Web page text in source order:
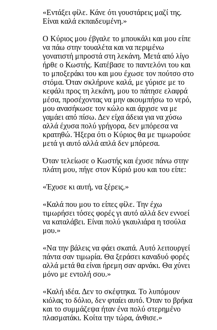
«Εντάξει φίλε. Κάνε ότι γουστάρεις μαζί της.
Είναι καλά εκπαιδευμένη.»
Ο Κύριος μου έβγαλε το μπουκάλι και μου είπε
να πάω στην τουαλέτα και να περιμένω
γονατιστή μπροστά στη λεκάνη. Μετά από λίγο
ήρθε ο Κωστής. Κατέβασε το παντελόνι του και
το μποξεράκι του και μου έχωσε τον πούτσο στο
στόμα. Όταν σκλήρυνε καλά, με γύρισε με το
κεφάλι προς τη λεκάνη, μου το πάτησε ελαφρά
μέσα, προσέχοντας να μην ακουμπήσω το νερό,
μου ανασήκωσε τον κώλο και άρχισε να με
γαμάει από πίσω. Δεν είχα άδεια για να χύσω
αλλά έχυσα πολύ γρήγορα, δεν μπόρεσα να
κρατηθώ. Ήξερα ότι ο Κύριος θα με τιμωρούσε
μετά γι αυτό αλλά απλά δεν μπόρεσα.
Όταν τελείωσε ο Κωστής και έχυσε πάνω στην
πλάτη μου, πήγε στον Κύριό μου και του είπε:
«Έχυσε κι αυτή, να ξέρεις.»
«Καλά που μου το είπες φίλε. Την έχω
τιμωρήσει τόσες φορές γι αυτό αλλά δεν εννοεί
να καταλάβει. Είναι πολύ γκαυλιάρα η τσούλα
μου.»
«Να την βάλεις να φάει σκατά. Αυτό λειτουργεί
πάντα σαν τιμωρία. Θα ξεράσει καναδυό φορές
αλλά μετά θα είναι ήρεμη σαν αρνάκι. Θα χύνει
μόνο με εντολή σου.»
«Καλή ιδέα. Δεν το σκέφτηκα. Το λυπόμουν
κιόλας το δόλιο, δεν φταίει αυτό. Όταν το βρήκα
και το συμμάζεψα ήταν ένα πολύ στερημένο
πλασματάκι. Κοίτα την τώρα, άνθισε.»